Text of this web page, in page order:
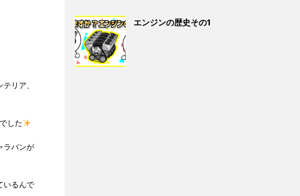
リア、
した
ラバンが
いるんで
エンジンの歴史その1